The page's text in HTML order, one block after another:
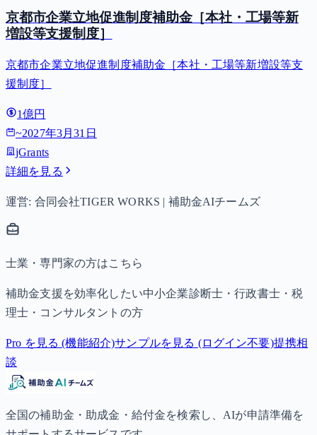
京都市企業立地促進制度補助金［本社・工場等新
増設等支援制度］
京都市企業立地促進制度補助金［本社・工場等新増設等支
援制度］
1億円
~2027年3月31日
jGrants
詳細を見る
運営: 合同会社TIGER WORKS | 補助金AIチームズ
士業・専門家の方はこちら
補助金支援を効率化したい中小企業診断士・行政書士・税
理士・コンサルタントの方
Pro を見る (機能紹介)サンプルを見る (ログイン不要)提携相
談
全国の補助金・助成金・給付金を検索し、AIが申請準備を